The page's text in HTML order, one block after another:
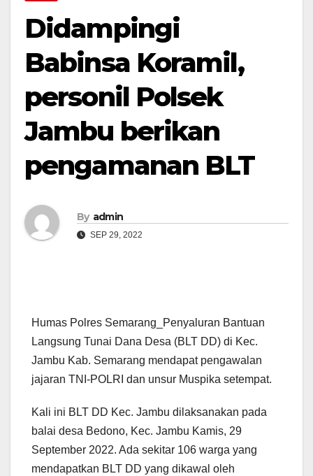
Didampingi
Babinsa Koramil,
personil Polsek
Jambu berikan
pengamanan BLT
By admin
SEP 29, 2022
Humas Polres Semarang_Penyaluran Bantuan
Langsung Tunai Dana Desa (BLT DD) di Kec.
Jambu Kab. Semarang mendapat pengawalan
jajaran TNI-POLRI dan unsur Muspika setempat.
Kali ini BLT DD Kec. Jambu dilaksanakan pada
balai desa Bedono, Kec. Jambu Kamis, 29
September 2022. Ada sekitar 106 warga yang
mendapatkan BLT DD yang dikawal oleh